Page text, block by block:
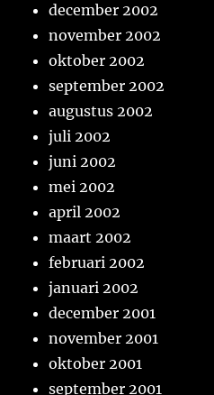
december 2002
november 2002
oktober 2002
september 2002
augustus 2002
juli 2002
juni 2002
mei 2002
april 2002
maart 2002
februari 2002
januari 2002
december 2001
november 2001
oktober 2001
september 2001